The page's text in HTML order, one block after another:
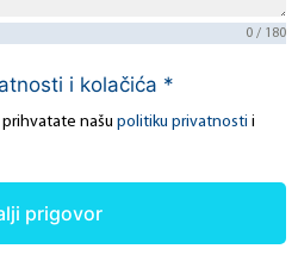
0 / 180
i kolačića *
našu politiku privatnosti i
prigovor